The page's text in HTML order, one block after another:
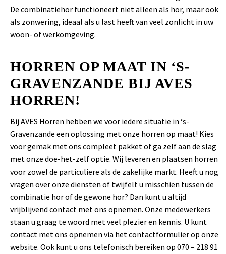
De combinatiehor functioneert niet alleen als hor, maar ook
als zonwering, ideaal als u last heeft van veel zonlicht in uw
woon- of werkomgeving.
HORREN OP MAAT IN ‘S-
GRAVENZANDE BIJ AVES
HORREN!
Bij AVES Horren hebben we voor iedere situatie in ‘s-
Gravenzande een oplossing met onze horren op maat! Kies
voor gemak met ons compleet pakket of ga zelf aan de slag
met onze doe-het-zelf optie. Wij leveren en plaatsen horren
voor zowel de particuliere als de zakelijke markt. Heeft u nog
vragen over onze diensten of twijfelt u misschien tussen de
combinatie hor of de gewone hor? Dan kunt u altijd
vrijblijvend contact met ons opnemen. Onze medewerkers
staan u graag te woord met veel plezier en kennis. U kunt
contact met ons opnemen via hetcontactformulierop onze
website. Ook kunt u ons telefonisch bereiken op 070 – 218 91